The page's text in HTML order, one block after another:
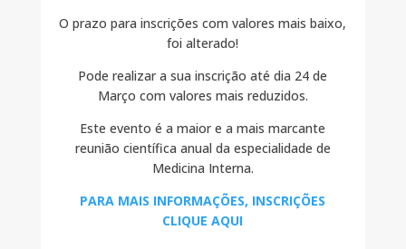
O prazo para inscrições com valores mais baixo,
foi alterado!
Pode realizar a sua inscrição até dia 24 de
Março com valores mais reduzidos.
Este evento é a maior e a mais marcante
reunião científica anual da especialidade de
Medicina Interna.
PARA MAIS INFORMAÇÕES, INSCRIÇÕES
CLIQUE AQUI